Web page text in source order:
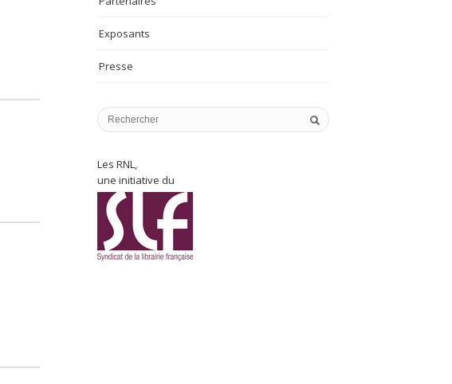
Exposants
Presse
Les RNL,
une initiative du